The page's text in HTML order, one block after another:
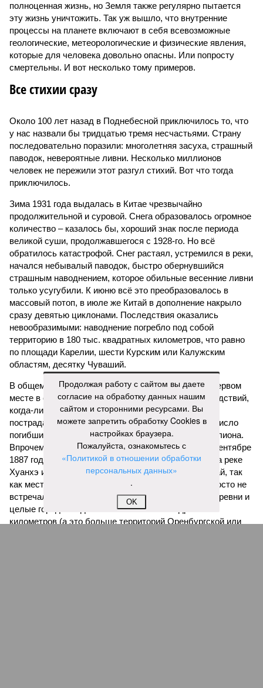
полноценная жизнь, но Земля также регулярно пытается
эту жизнь уничтожить. Так уж вышло, что внутренние
процессы на планете включают в себя всевозможные
геологические, метеорологические и физические явления,
которые для человека довольно опасны. Или попросту
смертельны. И вот несколько тому примеров.
Все стихии сразу
Около 100 лет назад в Поднебесной приключилось то, что
у нас назвали бы тридцатью тремя несчастьями. Страну
последовательно поразили: многолетняя засуха, страшный
паводок, невероятные ливни. Несколько миллионов
человек не пережили этот разгул стихий. Вот что тогда
приключилось.
Зима 1931 года выдалась в Китае чрезвычайно
продолжительной и суровой. Снега образовалось огромное
количество – казалось бы, хороший знак после периода
великой суши, продолжавшегося с 1928-го. Но всё
обратилось катастрофой. Снег растаял, устремился в реки,
начался небывалый паводок, быстро обернувшийся
страшным наводнением, которое обильные весенние ливни
только усугубили. К июню всё это преобразовалось в
массовый потоп, в июле же Китай в дополнение накрыло
сразу девятью циклонами. Последствия оказались
невообразимыми: наводнение погребло под собой
территорию в 180 тыс. квадратных километров, что равно
по площади Карелии, шести Курским или Калужским
областям, десятку Чуваший.
В общем, недаром события 1931-го находятся на первом
месте в списке самых смертоносных стихийных бедствий,
когда-либо происходивших на планете. Число
пострадавших в тот год достигло 53 млн человек, число
погибших, по некоторым оценкам, составило 4 миллиона.
Впрочем, для Китая подобное не в новинку. Так, в сентябре
1887 года вода прорвала многочисленные дамбы на реке
Хуанхэ и быстро залила почти весь Северный Китай, так
как местность там довольно низменная, и потоп просто не
встречал препятствий на своём пути, уничтожая деревни и
целые города. Водой залило 130 тыс. квадратных
километров (а это больше территорий Оренбургской или
Продолжая работу с сайтом вы даете
согласие на обработку данных нашим
сайтом и сторонними ресурсами. Вы
можете запретить обработку Cookies в
настройках браузера.
Пожалуйста, ознакомьтесь с
«Политикой в отношении обработки
персональных данных»
.
OK